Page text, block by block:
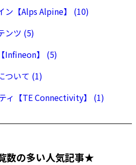
ン【Alps Alpine】 (10)
ンツ (5)
Infineon】 (5)
ついて (1)
ィ【TE Connectivity】 (1)
数の多い人気記事★